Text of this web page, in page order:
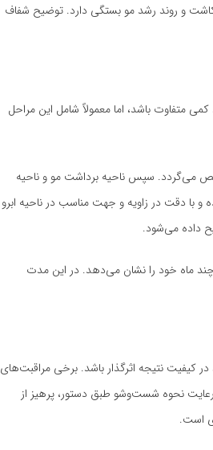
و روند رشد مو بستگی دارد. توضیح شفاف
متفاوت باشد، اما معمولاً شامل این مراحل
می‌گردد. سپس ناحیه برداشت مو و ناحیه
با دقت در زاویه و جهت مناسب در ناحیه ابرو
داده می‌شود.
ماه خود را نشان می‌دهد. در این مدت
کیفیت نتیجه اثرگذار باشد. برخی مراقبت‌های
نحوه شست‌وشو طبق دستور، پرهیز از
است.